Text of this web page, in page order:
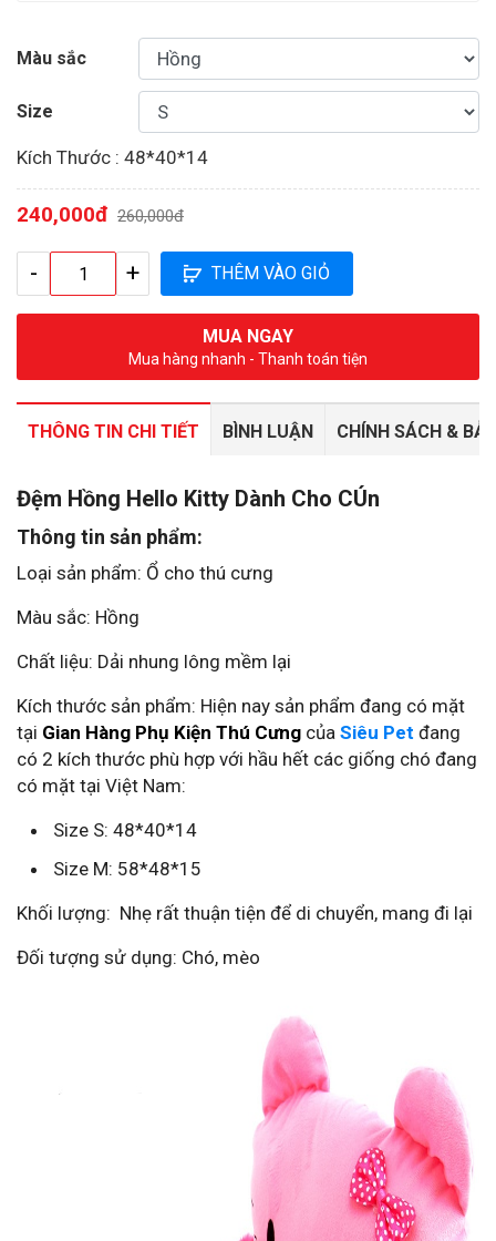
Màu sắc
Size
Kích Thước : 48*40*14
240,000đ 260,000đ
THÊM VÀO GIỎ
MUA NGAY
Mua hàng nhanh - Thanh toán tiện
THÔNG TIN CHI TIẾT BÌNH LUẬN CHÍNH SÁCH &
Đệm Hồng Hello Kitty Dành Cho CÚn
Thông tin sản phẩm:
Loại sản phẩm: Ổ cho thú cưng
Màu sắc: Hồng
Chất liệu: Dải nhung lông mềm lại
Kích thước sản phẩm: Hiện nay sản phẩm đang có mặt
tại Gian Hàng Phụ Kiện Thú Cưng của Siêu Pet đang
có 2 kích thước phù hợp với hầu hết các giống chó đang
có mặt tại Việt Nam:
Size S: 48*40*14
Size M: 58*48*15
Khối lượng: Nhẹ rất thuận tiện để di chuyển, mang đi lại
Đối tượng sử dụng: Chó, mèo